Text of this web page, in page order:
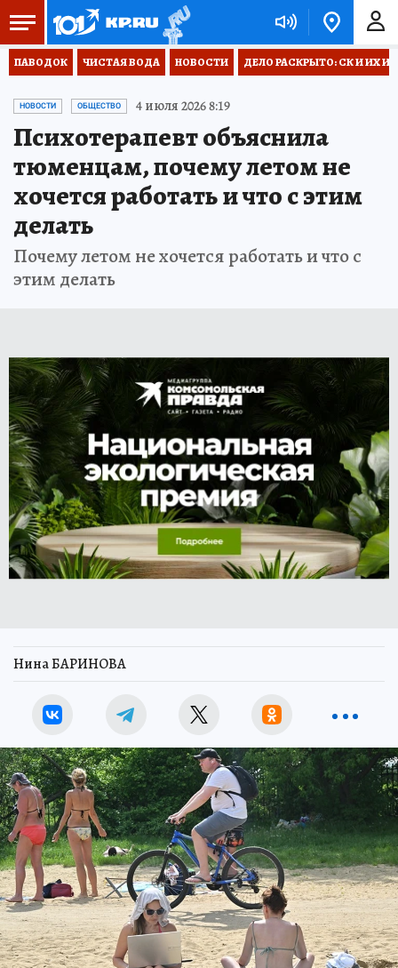
ПАВОДОК ЧИСТАЯ ВОДА НОВОСТИ ДЕЛО РАСКРЫТО: СК И ИХ
НОВОСТИ ОБЩЕСТВО 4 июля 2026 8:19
Психотерапевт объяснила
тюменцам, почему летом не
хочется работать и что с этим
делать
Почему летом не хочется работать и что с
этим делать
Нина БАРИНОВА